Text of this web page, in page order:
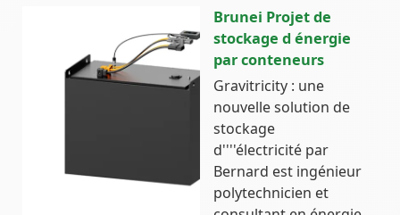
Brunei Projet de
stockage d énergie
par conteneurs
Gravitricity : une
nouvelle solution de
stockage
d''''électricité par
Bernard est ingénieur
polytechnicien et